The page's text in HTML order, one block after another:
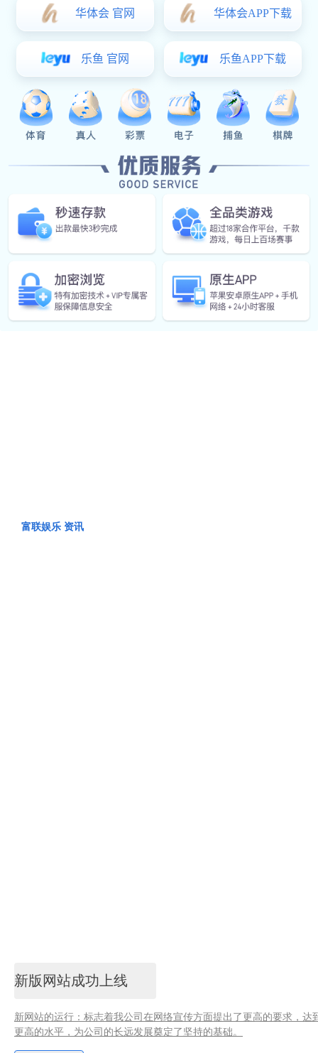
English
富联娱乐 资讯
新版网站成功上线
新网站的运行：标志着我公司在网络宣传方面提出了更高的要求，达
更高的水平，为公司的长远发展奠定了坚持的基础。